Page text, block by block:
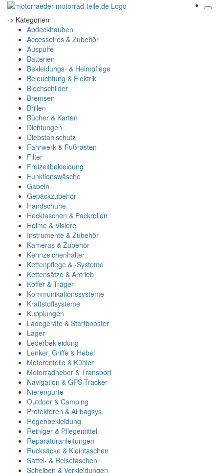
-> Kategorien
Abdeckhauben
Accessoires & Zubehör
Auspuffe
Batterien
Bekleidungs- & Helmpflege
Beleuchtung & Elektrik
Blechschilder
Bremsen
Brillen
Bücher & Karten
Dichtungen
Diebstahlschutz
Fahrwerk & Fußrasten
Filter
Freizeitbekleidung
Funktionswäsche
Gabeln
Gepäckzubehör
Handschuhe
Hecktaschen & Packrollen
Helme & Visiere
Instrumente & Zubehör
Kameras & Zubehör
Kennzeichenhalter
Kettenpflege & -Systeme
Kettensätze & Antrieb
Koffer & Träger
Kommunikationssysteme
Kraftstoffsysteme
Kupplungen
Ladegeräte & Startbooster
Lager
Lederbekleidung
Lenker, Griffe & Hebel
Motorenteile & Kühler
Motorradheber & Transport
Navigation & GPS-Tracker
Nierengurte
Outdoor & Camping
Protektoren & Airbagsys.
Regenbekleidung
Reiniger & Pflegemittel
Reparaturanleitungen
Rucksäcke & Kleintaschen
Sattel- & Reisetaschen
Scheiben & Verkleidungen